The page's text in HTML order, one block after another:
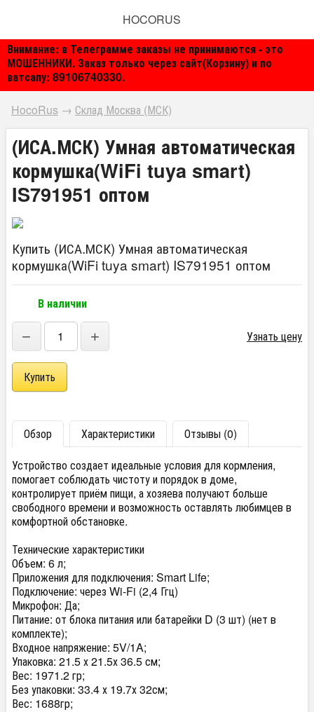
Внимание: в Телеграмме заказы не принимаются - это
МОШЕННИКИ. Заказ только через сайт(Корзину) и по
ватсапу: 89106740330.
HOCORUS
HocoRus → Склад Москва (МСК)
(ИСА.МСК) Умная автоматическая
кормушка(WiFi tuya smart)
IS791951 оптом
Купить (ИСА.МСК) Умная автоматическая
кормушка(WiFi tuya smart) IS791951 оптом
В наличии
− + Узнать цену
Обзор Характеристики
Отзывы (0)
Устройство создает идеальные условия для кормления,
помогает соблюдать чистоту и порядок в доме,
контролирует приём пищи, а хозяева получают больше
свободного времени и возможность оставлять любимцев в
комфортной обстановке.
Технические характеристики
Объем: 6 л;
Приложения для подключения: Smart Life;
Подключение: через Wi-Fi (2,4 Ггц)
Микрофон: Да;
Питание: от блока питания или батарейки D (3 шт) (нет в
комплекте);
Входное напряжение: 5V/1A;
Упаковка: 21.5 х 21.5х 36.5 см;
Вес: 1971.2 гр;
Без упаковки: 33.4 х 19.7х 32см;
Вес: 1688гр;